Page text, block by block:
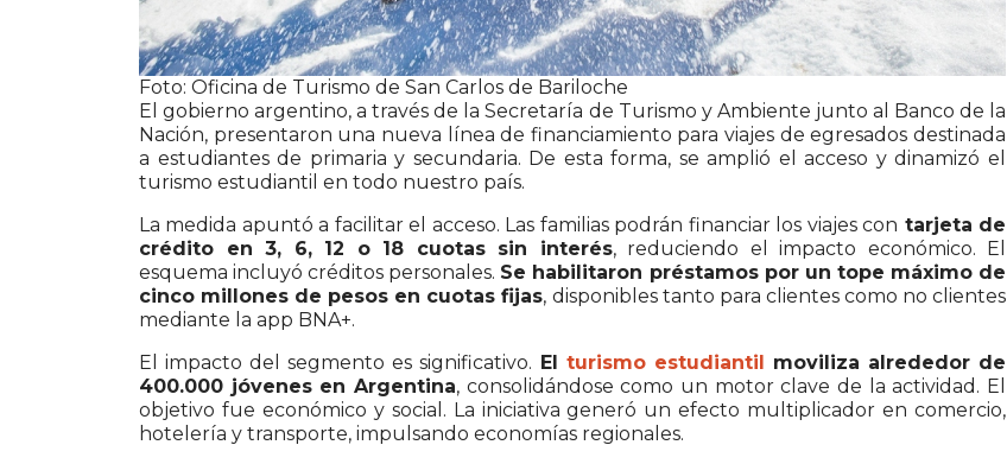
Foto: Oficina de Turismo de San Carlos de Bariloche
El gobierno argentino, a través de la Secretaría de Turismo y Ambiente junto al Banco de la
Nación, presentaron una nueva línea de financiamiento para viajes de egresados destinada
a estudiantes de primaria y secundaria. De esta forma, se amplió el acceso y dinamizó el
turismo estudiantil en todo nuestro país.
La medida apuntó a facilitar el acceso. Las familias podrán financiar los viajes con tarjeta de
crédito en 3, 6, 12 o 18 cuotas sin interés, reduciendo el impacto económico. El
esquema incluyó créditos personales. Se habilitaron préstamos por un tope máximo de
cinco millones de pesos en cuotas fijas, disponibles tanto para clientes como no clientes
mediante la app BNA+.
El impacto del segmento es significativo. El turismo estudiantil moviliza alrededor de
400.000 jóvenes en Argentina, consolidándose como un motor clave de la actividad. El
objetivo fue económico y social. La iniciativa generó un efecto multiplicador en comercio,
hotelería y transporte, impulsando economías regionales.